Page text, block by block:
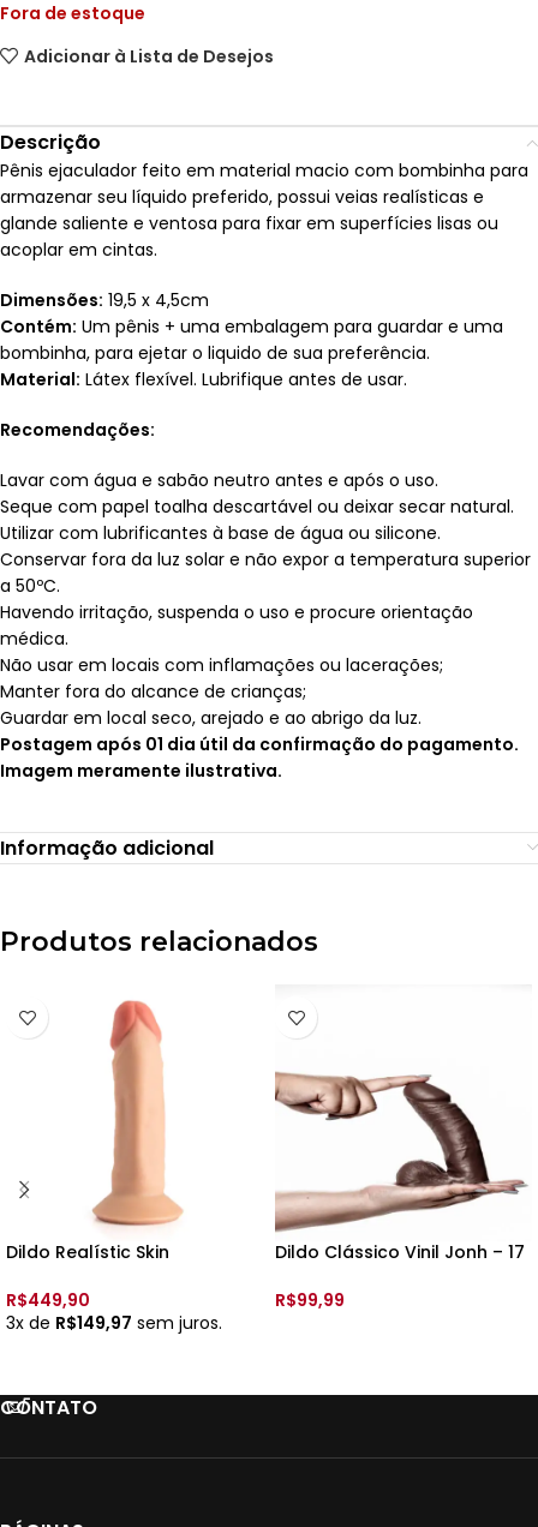
Fora de estoque
Adicionar à Lista de Desejos
Descrição
Pênis ejaculador feito em material macio com bombinha para
armazenar seu líquido preferido, possui veias realísticas e
glande saliente e ventosa para fixar em superfícies lisas ou
acoplar em cintas.
Dimensões: 19,5 x 4,5cm
Contém: Um pênis + uma embalagem para guardar e uma
bombinha, para ejetar o liquido de sua preferência.
Material: Látex flexível. Lubrifique antes de usar.
Recomendações:
Lavar com água e sabão neutro antes e após o uso.
Seque com papel toalha descartável ou deixar secar natural.
Utilizar com lubrificantes à base de água ou silicone.
Conservar fora da luz solar e não expor a temperatura superior
a 50ºC.
Havendo irritação, suspenda o uso e procure orientação
médica.
Não usar em locais com inflamações ou lacerações;
Manter fora do alcance de crianças;
Guardar em local seco, arejado e ao abrigo da luz.
Postagem após 01 dia útil da confirmação do pagamento.
Imagem meramente ilustrativa.
Informação adicional
Produtos relacionados
Dildo Realístic Skin
BERNARD 2 – 18,5 x 4cm –
Upper
R$449,90
3x de R$149,97 sem juros.
Dildo Clássico Vinil Jonh – 17
R$99,99
CONTATO